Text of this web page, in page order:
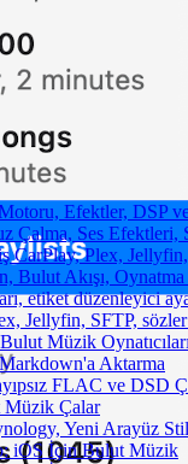
Efektler, DSP
Çalma, Ses
CarPlay, Plex,
Bulut Akışı,
etiket düzenleyici
Jellyfin, SFTP,
Müzik
Aktarma
FLAC ve DSD
Müzik Çalar
Yeni Arayüz
iOS İçin Bulut Müzik